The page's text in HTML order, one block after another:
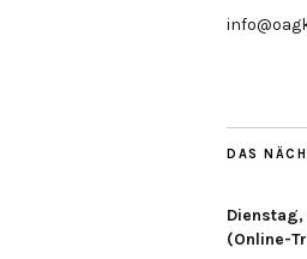
DAS
Dienstag,
(Online-